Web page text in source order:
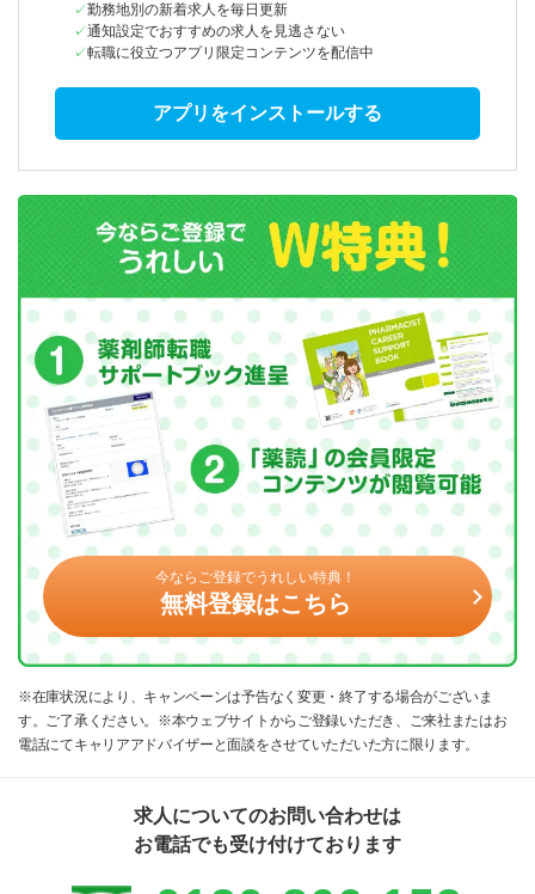
勤務地別の新着求人を毎日更新
通知設定でおすすめの求人を見逃さない
転職に役立つアプリ限定コンテンツを配信中
アプリをインストールする
今ならご登録でうれしい特典！
無料登録はこちら
※在庫状況により、キャンペーンは予告なく変更・終了する場合がございま
す。ご了承ください。※本ウェブサイトからご登録いただき、ご来社またはお
電話にてキャリアアドバイザーと面談をさせていただいた方に限ります。
求人についてのお問い合わせは
お電話でも受け付けております